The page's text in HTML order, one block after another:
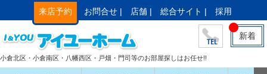
来店予約 お問合せ | 店舗 | 総合サイト | 採用
新着
小倉北区・小倉南区・八幡西区・戸畑・門司等のお部屋探しはお任せ!!